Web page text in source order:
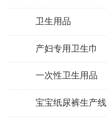
卫生用品
产妇专用卫生巾
一次性卫生用品
宝宝纸尿裤生产线